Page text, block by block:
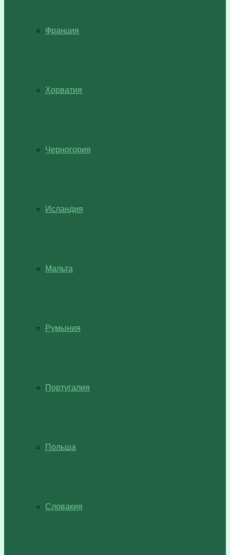
Франция
Хорватия
Черногория
Исландия
Мальта
Румыния
Португалия
Польша
Словакия